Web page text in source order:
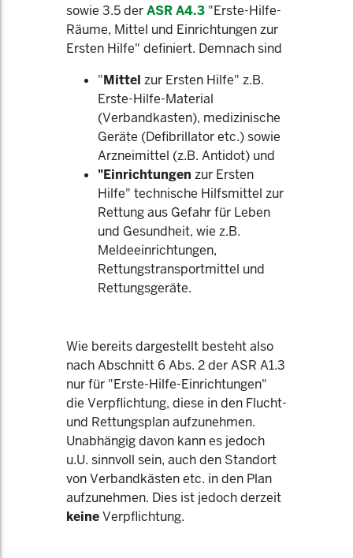
sowie 3.5 derASR A4.3 "Erste-Hilfe-
Räume, Mittel und Einrichtungen zur
Ersten Hilfe" definiert. Demnach sind
"Mittel zur Ersten Hilfe" z.B.
Erste-Hilfe-Material
(Verbandkasten), medizinische
Geräte (Defibrillator etc.) sowie
Arzneimittel (z.B. Antidot) und
"Einrichtungen zur Ersten
Hilfe" technische Hilfsmittel zur
Rettung aus Gefahr für Leben
und Gesundheit, wie z.B.
Meldeeinrichtungen,
Rettungstransportmittel und
Rettungsgeräte.
Wie bereits dargestellt besteht also
nach Abschnitt 6 Abs. 2 der ASR A1.3
nur für "Erste-Hilfe-Einrichtungen"
die Verpflichtung, diese in den Flucht-
und Rettungsplan aufzunehmen.
Unabhängig davon kann es jedoch
u.U. sinnvoll sein, auch den Standort
von Verbandkästen etc. in den Plan
aufzunehmen. Dies ist jedoch derzeit
keineVerpflichtung.